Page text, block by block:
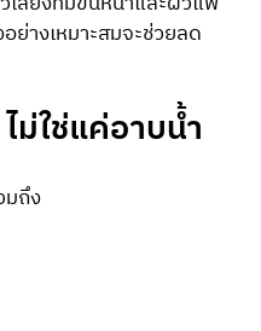
ย่างเหมาะสมจะช่วยลด
ม่ใช่แค่อาบน้ำ
มถึง